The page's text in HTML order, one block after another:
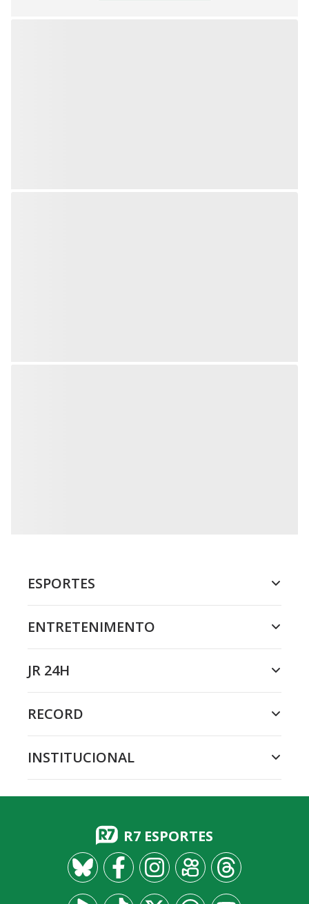
ESPORTES
ENTRETENIMENTO
JR 24H
RECORD
INSTITUCIONAL
R7 ESPORTES